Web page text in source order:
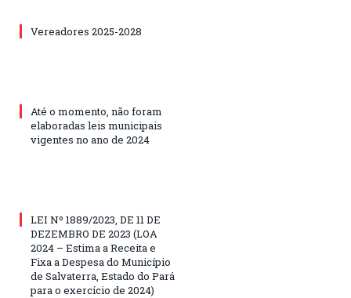
Vereadores 2025-2028
Até o momento, não foram
elaboradas leis municipais
vigentes no ano de 2024
LEI Nº 1889/2023, DE 11 DE
DEZEMBRO DE 2023 (LOA
2024 – Estima a Receita e
Fixa a Despesa do Município
de Salvaterra, Estado do Pará
para o exercício de 2024)